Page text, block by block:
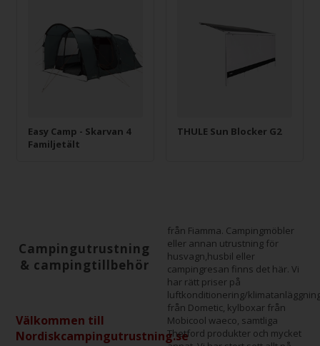
Easy Camp - Skarvan 4
Familjetält
THULE Sun Blocker G2
Campingutrustning
& campingtillbehör
Välkommen till
Nordiskcampingutrustning.se
från Fiamma. Campingmöbler
eller annan utrustning för
husvagn,husbil eller
campingresan finns det här. Vi
har rätt priser på
luftkonditionering/
från Dometic, kylboxar från
Mobicool waeco, samtliga
Thetford produkter och mycket